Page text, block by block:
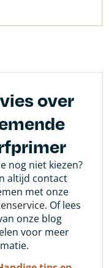
over
nog niet kiezen?
altijd contact
met onze
. Of lees
onze blog
voor meer